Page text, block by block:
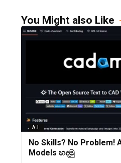
You Might also Like
A.I.
No Skills? No Problem!
Models හදමු